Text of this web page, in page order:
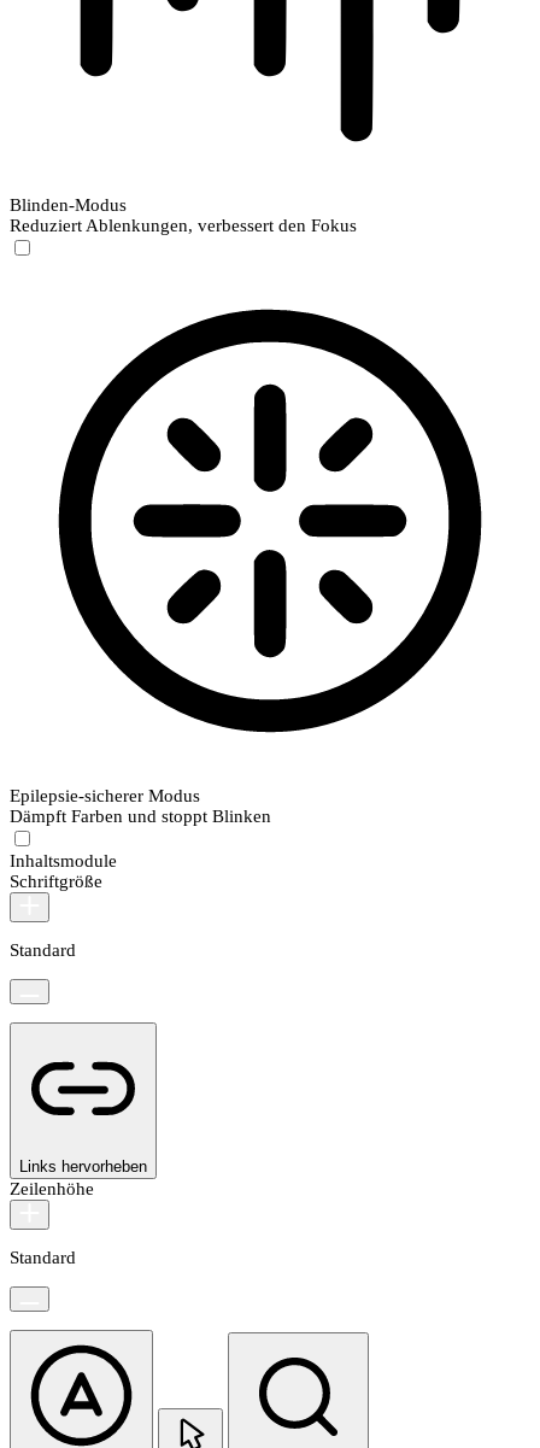
Blinden-Modus
Reduziert Ablenkungen, verbessert den Fokus
Epilepsie-sicherer Modus
Dämpft Farben und stoppt Blinken
Inhaltsmodule
Schriftgröße
Standard
Links hervorheben
Zeilenhöhe
Standard